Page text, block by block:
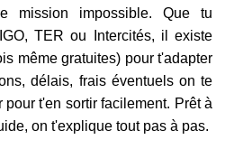
mission impossible. Que tu
TER ou Intercités, il existe
même gratuites) pour t'adapter
délais, frais éventuels on te
t'en sortir facilement. Prêt à
on t'explique tout pas à pas.